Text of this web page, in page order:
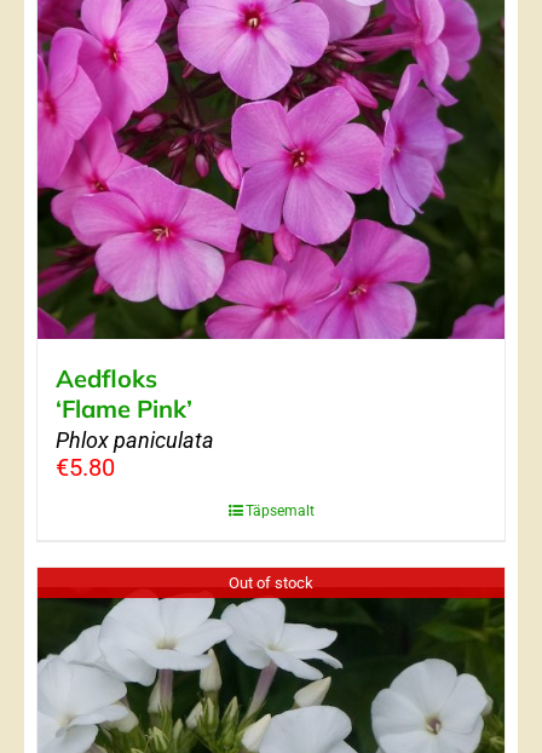
Aedfloks
‘Flame Pink’
Phlox paniculata
€5.80
Täpsemalt
Out of stock